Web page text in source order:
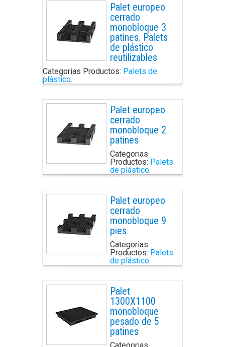
Palet europeo
cerrado
monobloque 3
patines. Palets
de plástico
reutilizables
Categorias Productos: Palets de
plástico.
Palet europeo
cerrado
monobloque 2
patines
Categorias
Productos: Palets
de plástico.
Palet europeo
cerrado
monobloque 9
pies
Categorias
Productos: Palets
de plástico.
Palet
1300X1100
monobloque
pesado de 5
patines